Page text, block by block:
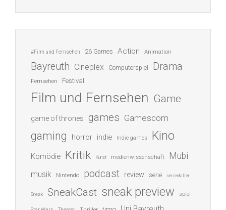
#Film und Fernsehen 26 Games Action Animation
Bayreuth Cineplex Computerspiel Drama
Fernsehen Festival
Film und Fernsehen Game
game of thrones games Gamescom
gaming horror indie Indie games Kino
Komödie Kritik Kunst medienwissenschaft Mubi
musik Nintendo podcast review serie serienkiller
Sneak SneakCast sneak preview spiel